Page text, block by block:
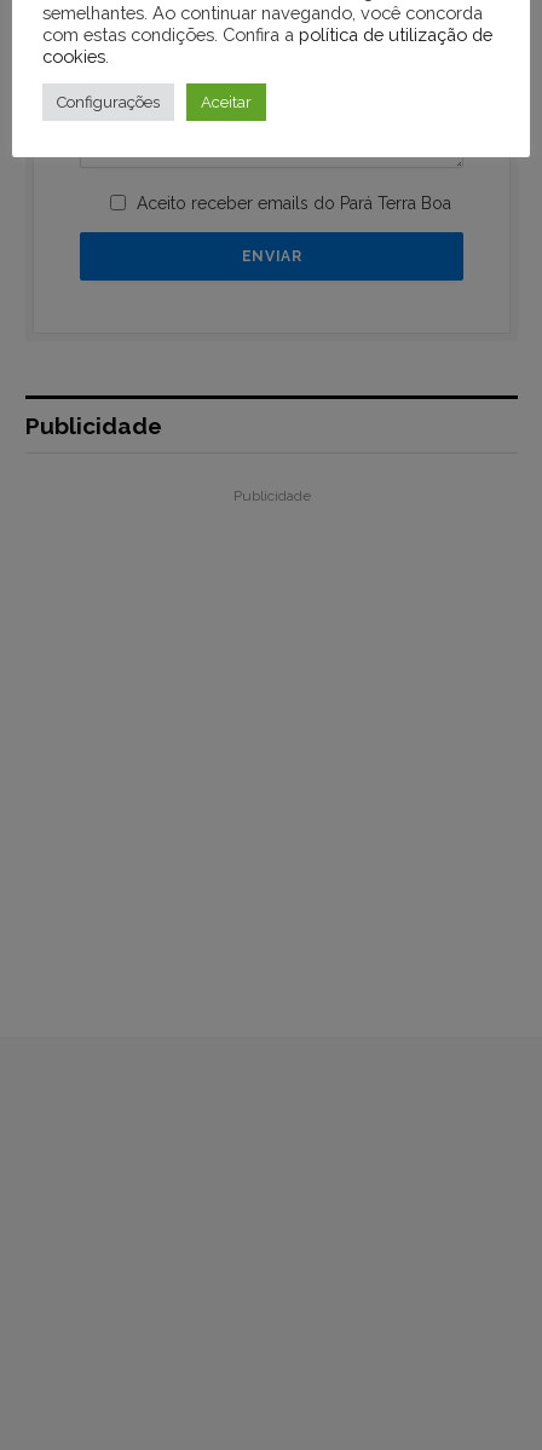
Aceito receber emails do Pará Terra Boa
Publicidade
Publicidade
semelhantes. Ao continuar navegando, você concorda
com estas condições. Confira a política de utilização de
cookies
Configurações Aceitar